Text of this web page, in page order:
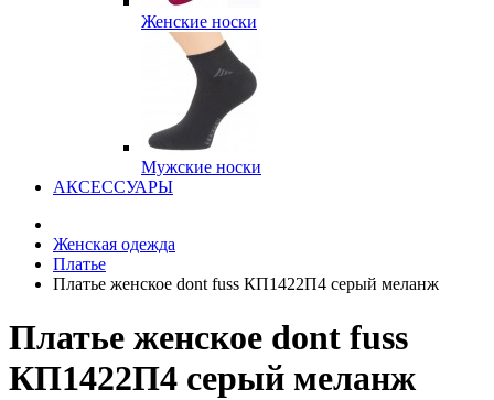
Женские носки
Мужские носки
АКСЕССУАРЫ
Женская одежда
Платье
Платье женское dont fuss КП1422П4 серый меланж
Платье женское dont fuss
КП1422П4 серый меланж